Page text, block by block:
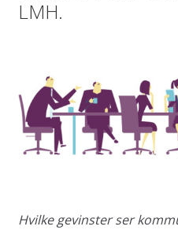
LMH.
Hvilke gevinster ser